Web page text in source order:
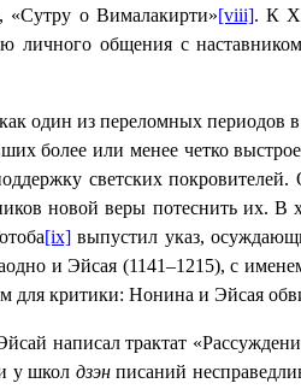
«Сутру о Вималакирти»[viii]. К
личного общения с
один из переломных
более или менее четко
светских
новой веры потеснить их. В
[ix]выпустил указ,
и Эйсая (1141–1215), с
критики: Нонина и Эйсая
написал трактат
у школ дзэнписаний